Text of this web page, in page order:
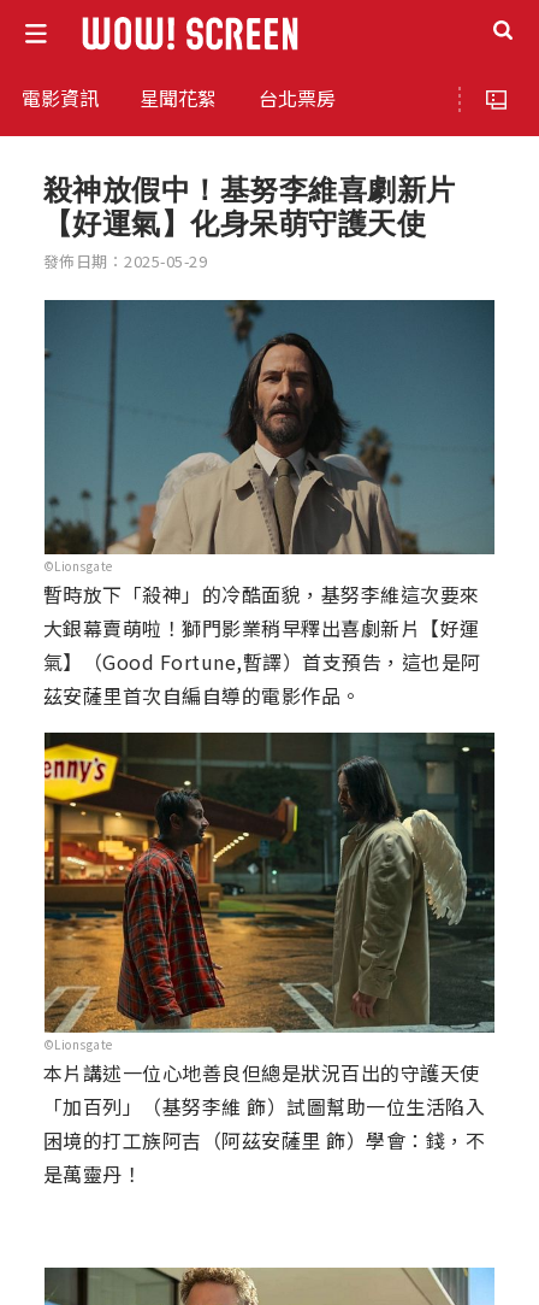
電影資訊 星聞花絮 台北票房
殺神放假中！基努李維喜劇新片
【好運氣】化身呆萌守護天使
發佈日期：2025-05-29
©Lionsgate
暫時放下「殺神」的冷酷面貌，基努李維這次要來
大銀幕賣萌啦！獅門影業稍早釋出喜劇新片【好運
氣】（Good Fortune,暫譯）首支預告，這也是阿
茲安薩里首次自編自導的電影作品。
©Lionsgate
本片講述一位心地善良但總是狀況百出的守護天使
「加百列」（基努李維 飾）試圖幫助一位生活陷入
困境的打工族阿吉（阿茲安薩里 飾）學會：錢，不
是萬靈丹！